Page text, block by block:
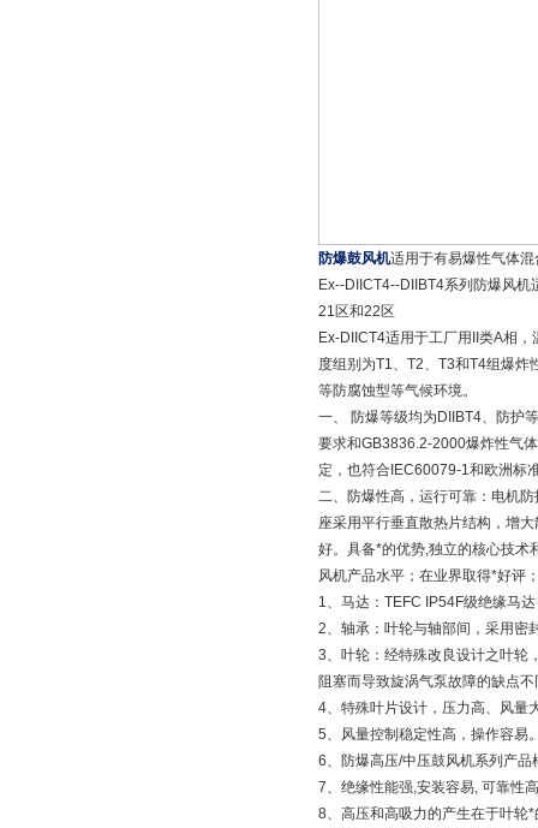
防爆鼓风机适用于有易爆性气体
Ex--DIICT4--DIIBT4系列防爆风
21区和22区
Ex-DIICT4适用于工厂用II类A相
度组别为T1、T2、T3和T4组爆炸
等防腐蚀型等气候环境。
一、 防爆等级均为DIIBT4、防护
要求和GB3836.2-2000爆炸性气
定，也符合IEC60079-1和欧洲
二、防爆性高，运行可靠：电机
座采用平行垂直散热片结构，增
好。具备*的优势,独立的核心技术
风机产品水平；在业界取得*好评
1、马达：TEFC IP54F级绝缘马
2、轴承：叶轮与轴部间，采用密
3、叶轮：经特殊改良设计之叶轮
阻塞而导致旋涡气泵故障的缺点不
4、特殊叶片设计，压力高、风量
5、风量控制稳定性高，操作容易
6、防爆高压/中压鼓风机系列产品
7、绝缘性能强,安装容易, 可靠性
8、高压和高吸力的产生在于叶轮